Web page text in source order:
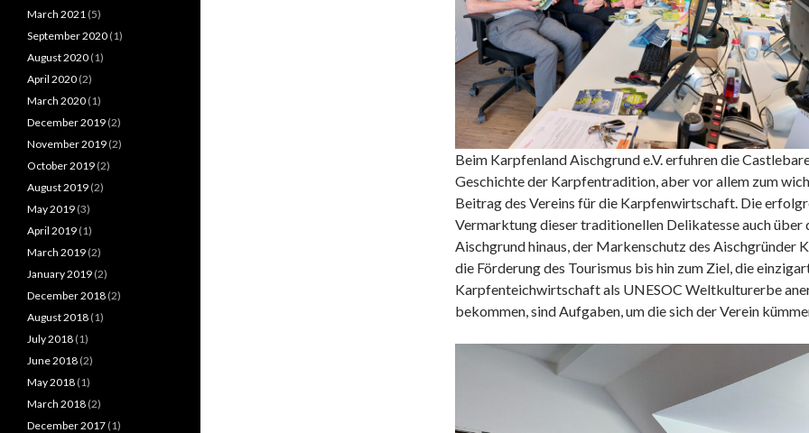
Beim Karpfenland Aischgrund e.V. erfuhren die
Geschichte der Karpfentradition, aber vor allem zum
Beitrag des Vereins für die Karpfenwirtschaft. Die
Vermarktung dieser traditionellen Delikatesse auch über
Aischgrund hinaus, der Markenschutz des Aischgründer
die Förderung des Tourismus bis hin zum Ziel, die
Karpfenteichwirtschaft als UNESOC Weltkulturerbe
bekommen, sind Aufgaben, um die sich der Verein
March 2021 (5)
September 2020 (1)
August 2020 (1)
April 2020 (2)
March 2020 (1)
December 2019 (2)
November 2019 (2)
October 2019 (2)
August 2019 (2)
May 2019 (3)
April 2019 (1)
March 2019 (2)
January 2019 (2)
December 2018 (2)
August 2018 (1)
July 2018 (1)
June 2018 (2)
May 2018 (1)
March 2018 (2)
December 2017 (1)